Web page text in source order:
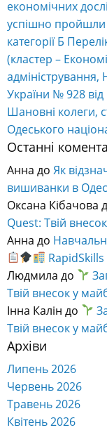
економічних
успішно пройшли
категорії Б
(кластер –
адміністрування,
України № 928
Шановні колеги,
Одеського
Останні
Анна до Як
вишиванки в
Оксана Кібачова
Quest: Твій
Анна до
Людмила до
Твій внесок у
Інна Калін до
Твій внесок у
Архіви
Липень 2026
Червень 2026
Травень 2026
Квітень 2026